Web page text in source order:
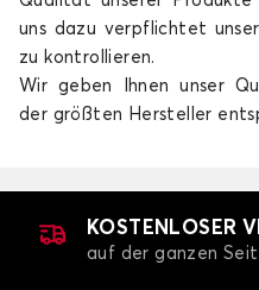
uns dazu verpflichtet
zu kontrollieren.
Wir geben Ihnen unser
der größten Hersteller
KOSTENLOSER
auf der ganzen